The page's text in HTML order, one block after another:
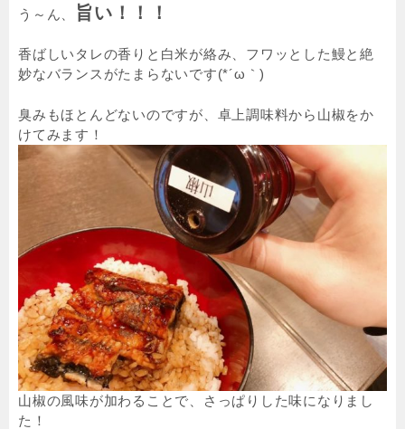
う～ん、 旨い！！！
香ばしいタレの香りと白米が絡み、フワッとした鰻と絶
妙なバランスがたまらないです(*´ω｀)
臭みもほとんどないのですが、卓上調味料から山椒をか
けてみます！
山椒の風味が加わることで、さっぱりした味になりまし
た！